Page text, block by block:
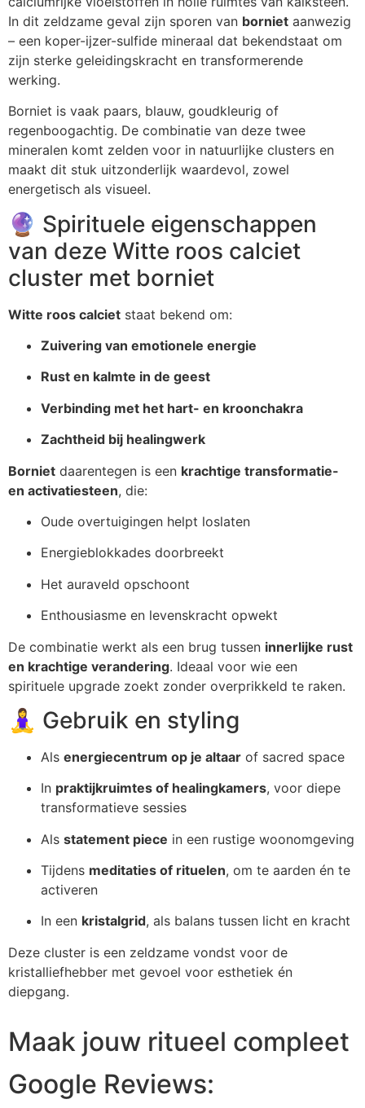
In dit zeldzame geval zijn sporen van borniet aanwezig
– een koper-ijzer-sulfide mineraal dat bekendstaat om
zijn sterke geleidingskracht en transformerende
werking.
Borniet is vaak paars, blauw, goudkleurig of
regenboogachtig. De combinatie van deze twee
mineralen komt zelden voor in natuurlijke clusters en
maakt dit stuk uitzonderlijk waardevol, zowel
energetisch als visueel.
🔮 Spirituele eigenschappen
van deze Witte roos calciet
cluster met borniet
Witte roos calciet staat bekend om:
Zuivering van emotionele energie
Rust en kalmte in de geest
Verbinding met het hart- en kroonchakra
Zachtheid bij healingwerk
Borniet daarentegen is een krachtige transformatie-
en activatiesteen, die:
Oude overtuigingen helpt loslaten
Energieblokkades doorbreekt
Het auraveld opschoont
Enthousiasme en levenskracht opwekt
De combinatie werkt als een brug tussen innerlijke rust
en krachtige verandering. Ideaal voor wie een
spirituele upgrade zoekt zonder overprikkeld te raken.
🧘‍♀️ Gebruik en styling
Als energiecentrum op je altaar of sacred space
In praktijkruimtes of healingkamers, voor diepe
transformatieve sessies
Als statement piece in een rustige woonomgeving
Tijdens meditaties of rituelen, om te aarden én te
activeren
In een kristalgrid, als balans tussen licht en kracht
Deze cluster is een zeldzame vondst voor de
kristalliefhebber met gevoel voor esthetiek én
diepgang.
Maak jouw ritueel compleet
Google Reviews: